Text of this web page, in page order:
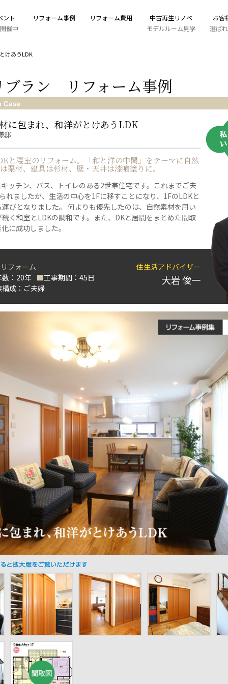
ント
催中
リフォーム事例 リフォーム費用
中古再生リノベ
モデルルーム見学
お客
選ば
けあうLDK
ブラン リフォーム事例
に包まれ、和洋がとけあうLDK
邸
と寝室のリフォーム。「和と洋の中間」をテーマに自然
栗材、建具は杉材、壁・天井は漆喰塗りに。
ッチン、バス、トイレのある2世帯住宅です。これまでご夫
れましたが、生活の中心を1Fに移すことになり、1FのLDKと
びとなりました。 何よりも優先したのは、自然素材を用い
く和室とLDKの調和です。また、DKと居間をまとめた間取
に成功しました。
フォーム
：20年 ■工事期間：45日
成：ご夫婦
住生活アドバイザー
大岩 俊一